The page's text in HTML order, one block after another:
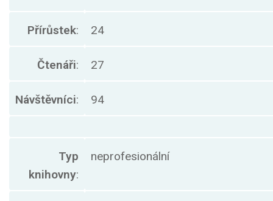
Přírůstek: 24
Čtenáři: 27
Návštěvníci: 94
Typ
knihovny:
neprofesionální